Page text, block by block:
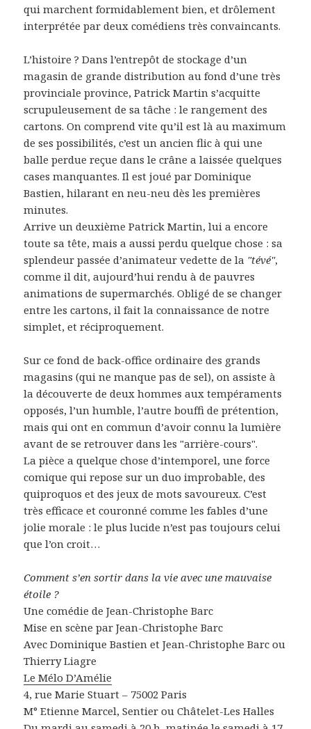
qui marchent formidablement bien, et drôlement
interprétée par deux comédiens très convaincants.
L’histoire ? Dans l’entrepôt de stockage d’un
magasin de grande distribution au fond d’une très
provinciale province, Patrick Martin s’acquitte
scrupuleusement de sa tâche : le rangement des
cartons. On comprend vite qu’il est là au maximum
de ses possibilités, c’est un ancien flic à qui une
balle perdue reçue dans le crâne a laissée quelques
cases manquantes. Il est joué par Dominique
Bastien, hilarant en neu-neu dès les premières
minutes.
Arrive un deuxième Patrick Martin, lui a encore
toute sa tête, mais a aussi perdu quelque chose : sa
splendeur passée d’animateur vedette de la "tévé",
comme il dit, aujourd’hui rendu à de pauvres
animations de supermarchés. Obligé de se changer
entre les cartons, il fait la connaissance de notre
simplet, et réciproquement.
Sur ce fond de back-office ordinaire des grands
magasins (qui ne manque pas de sel), on assiste à
la découverte de deux hommes aux tempéraments
opposés, l’un humble, l’autre bouffi de prétention,
mais qui ont en commun d’avoir connu la lumière
avant de se retrouver dans les "arrière-cours".
La pièce a quelque chose d’intemporel, une force
comique qui repose sur un duo improbable, des
quiproquos et des jeux de mots savoureux. C’est
très efficace et couronné comme les fables d’une
jolie morale : le plus lucide n’est pas toujours celui
que l’on croit…
Comment s’en sortir dans la vie avec une mauvaise
étoile ?
Une comédie de Jean-Christophe Barc
Mise en scène par Jean-Christophe Barc
Avec Dominique Bastien et Jean-Christophe Barc ou
Thierry Liagre
Le Mélo D’Amélie
4, rue Marie Stuart – 75002 Paris
M° Etienne Marcel, Sentier ou Châtelet-Les Halles